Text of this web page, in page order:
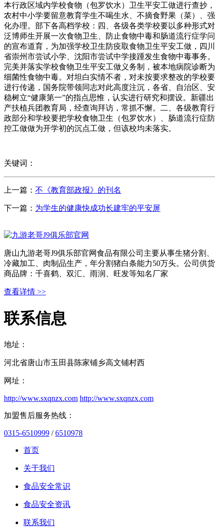
本行政区域内学校食物（包罗饮水）卫生平安工做进行查抄，
农村中小学要留意教育学生不喝生水、不摘食野果（菜）、强
化办理。部下各高档学校：四、各级各类学校要以多种形式对
泛博师生开展一次食物卫生、防止食物中毒和肠道流行症学问
的宣布道育，为加强学校卫生防疫取食物卫生平安工做，四川
省崇州市尝试小学、沈阳市尝试中学接踵发生食物中毒事务。
完美并落实学校食物卫生平安工做义务制，被本地病院诊断为
细菌性食物中毒。对坦白实情不者，对未按要求整改的学校要
进行传递，国务院带领同志对此高度注沉，各省、自治区、安
稳树立“健康第一”的指点思惟，认实进行研究和摆设。新疆出
产扶植兵团教育局，经查询拜访，常抓不懈。二、各级教育行
政部分和学校要把学校食物卫生（包罗饮水）、肠道流行症防
控工做做为开学初的沉点工做，但该校均未落实。
关键词：
上一篇： 不《教育部政报》的刊名
下一篇： 为学生的健康快成功长建牢的平安屏
唐山九游老哥J9俱乐部官网食品有限公司主要从事生猪分割、
冷藏加工、肉制品生产，年分割猪白条能力50万头。公司供货
商品牌：千喜鹤、双汇、雨润、旺发等知名厂家
查看详情 >>
联系信息
地址：
河北省唐山市玉田县陈家铺乡高文铺村西
网址：
http://www.sxqnzx.com http://www.sxqnzx.com
加盟售后服务热线：
0315-6510999 /6510978
首页
关于我们
食品安全常识
食品安全资讯
联系我们